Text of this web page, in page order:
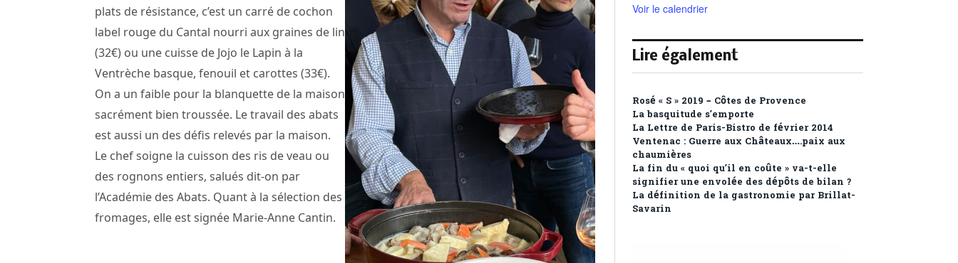
plats de résistance, c’est un carré de cochon
label rouge du Cantal nourri aux graines de lin
(32€) ou une cuisse de Jojo le Lapin à la
Ventrèche basque, fenouil et carottes (33€).
On a un faible pour la blanquette de la maison
sacrément bien troussée. Le travail des abats
est aussi un des défis relevés par la maison.
Le chef soigne la cuisson des ris de veau ou
des rognons entiers, salués dit-on par
l’Académie des Abats. Quant à la sélection des
fromages, elle est signée Marie-Anne Cantin.
Voir le calendrier
Lire également
Rosé « S » 2019 – Côtes de Provence
La basquitude s’emporte
La Lettre de Paris-Bistro de février 2014
Ventenac : Guerre aux Châteaux….paix aux
chaumières
La fin du « quoi qu’il en coûte » va-t-elle
signifier une envolée des dépôts de bilan ?
La définition de la gastronomie par Brillat-
Savarin